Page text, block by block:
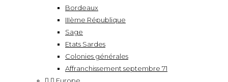
Bordeaux
IIIème République
Sage
Etats Sardes
Colonies générales
Affranchissement septembre 71